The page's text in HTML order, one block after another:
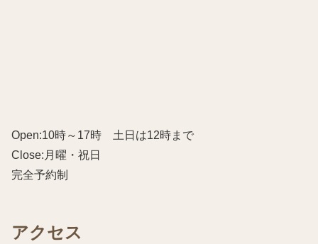
Open:10時～17時 土日は12時まで
Close:月曜・祝日
完全予約制
アクセス